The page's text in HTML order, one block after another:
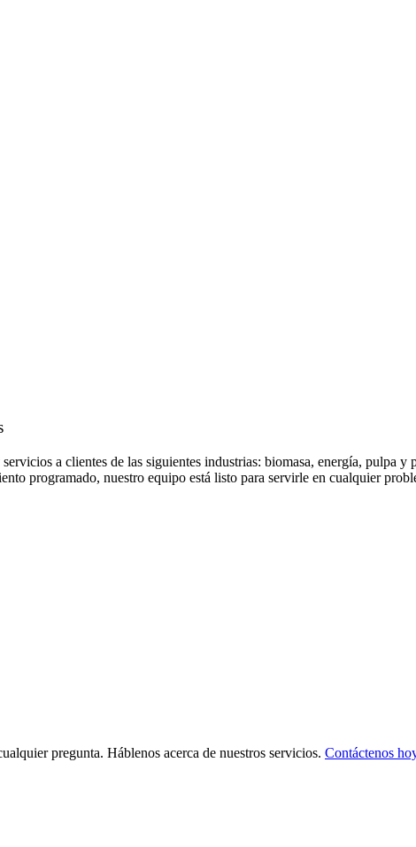
a clientes de las siguientes industrias: biomasa, energía, pulpa
programado, nuestro equipo está listo para servirle en cualquier
pregunta. Háblenos acerca de nuestros servicios. Contáctenos